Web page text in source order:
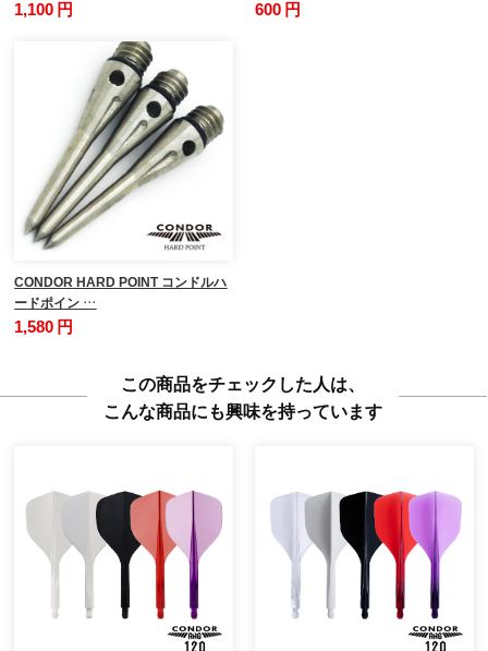
1,100 円 600 円
CONDOR HARD POINT コンドルハ
ードポイン …
1,580 円
この商品をチェックした人は、
こんな商品にも興味を持っています